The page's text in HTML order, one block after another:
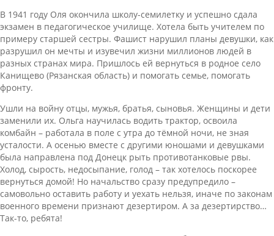
В 1941 году Оля окончила школу-семилетку и успешно сдала
экзамен в педагогическое училище. Хотела быть учителем по
примеру старшей сестры. Фашист нарушил планы девушки, как
разрушил он мечты и изувечил жизни миллионов людей в
разных странах мира. Пришлось ей вернуться в родное село
Канищево (Рязанская область) и помогать семье, помогать
фронту.
Ушли на войну отцы, мужья, братья, сыновья. Женщины и дети
заменили их. Ольга научилась водить трактор, освоила
комбайн – работала в поле с утра до тёмной ночи, не зная
усталости. А осенью вместе с другими юношами и девушками
была направлена под Донецк рыть противотанковые рвы.
Холод, сырость, недосыпание, голод – так хотелось поскорее
вернуться домой! Но начальство сразу предупредило –
самовольно оставить работу и уехать нельзя, иначе по законам
военного времени признают дезертиром. А за дезертирство…
Так-то, ребята!